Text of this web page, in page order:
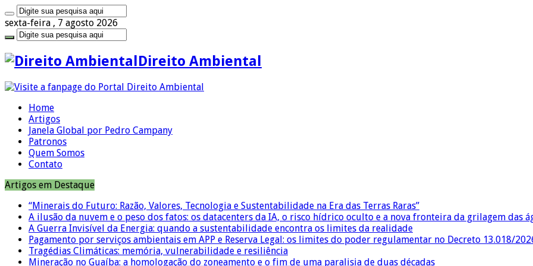
sexta-feira , 7 agosto 2026
Direito Ambiental
Home
Artigos
Janela Global por Pedro Campany
Patronos
Quem Somos
Contato
Artigos em Destaque
“Minerais do Futuro: Razão, Valores, Tecnologia e Sustentabilidade na Era das Terras Raras”
A ilusão da nuvem e o peso dos fatos: os datacenters da IA, o risco hídrico oculto e a nova fronteira da grilagem das
A Guerra Invisível da Energia: quando a sustentabilidade encontra os limites da realidade
Pagamento por serviços ambientais em APP e Reserva Legal: os limites do poder regulamentar no Decreto 13.018/
Tragédias Climáticas: memória, vulnerabilidade e resiliência
Mineração no Guaíba: a homologação do zoneamento e o fim de uma paralisia de duas décadas